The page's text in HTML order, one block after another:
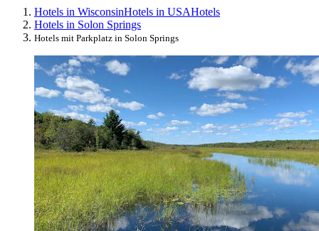
Hotels in WisconsinHotels in USAHotels
Hotels in Solon Springs
Hotels mit Parkplatz in Solon Springs